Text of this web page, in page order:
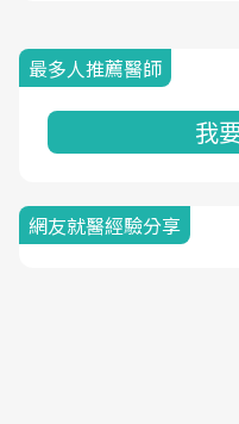
最多人推薦醫師
我
網友就醫經驗分享